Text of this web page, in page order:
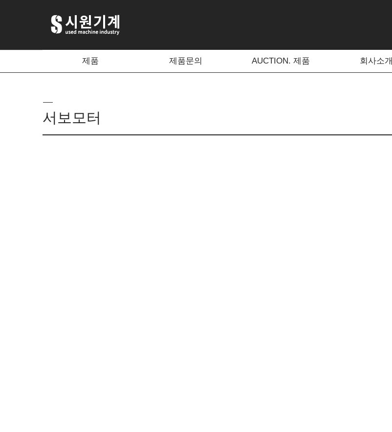
제품 제품문의 AUCTION. 제품 회사소개
서보모터